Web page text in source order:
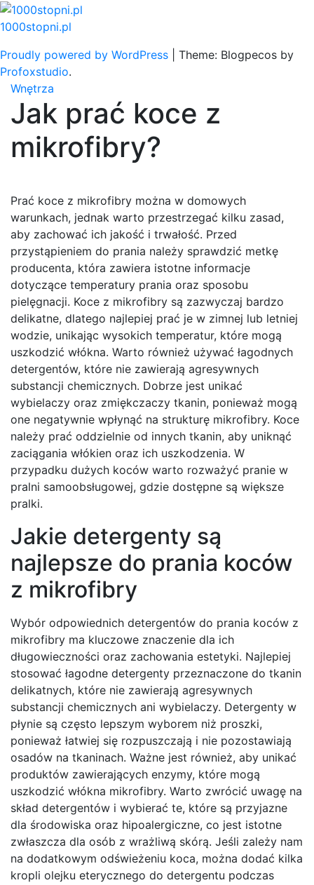
Skip
to
1000stopni.pl
Proudly powered by WordPress
Theme: Blogpecos by
Profoxstudio.
Wnętrza
Jak prać koce z
mikrofibry?
Prać koce z mikrofibry można w domowych
warunkach, jednak warto przestrzegać kilku zasad,
aby zachować ich jakość i trwałość. Przed
przystąpieniem do prania należy sprawdzić metkę
producenta, która zawiera istotne informacje
dotyczące temperatury prania oraz sposobu
pielęgnacji. Koce z mikrofibry są zazwyczaj bardzo
delikatne, dlatego najlepiej prać je w zimnej lub letniej
wodzie, unikając wysokich temperatur, które mogą
uszkodzić włókna. Warto również używać łagodnych
detergentów, które nie zawierają agresywnych
substancji chemicznych. Dobrze jest unikać
wybielaczy oraz zmiękczaczy tkanin, ponieważ mogą
one negatywnie wpłynąć na strukturę mikrofibry. Koce
należy prać oddzielnie od innych tkanin, aby uniknąć
zaciągania włókien oraz ich uszkodzenia. W
przypadku dużych koców warto rozważyć pranie w
pralni samoobsługowej, gdzie dostępne są większe
pralki.
Jakie detergenty są
najlepsze do prania koców
z mikrofibry
Wybór odpowiednich detergentów do prania koców z
mikrofibry ma kluczowe znaczenie dla ich
długowieczności oraz zachowania estetyki. Najlepiej
stosować łagodne detergenty przeznaczone do tkanin
delikatnych, które nie zawierają agresywnych
substancji chemicznych ani wybielaczy. Detergenty w
płynie są często lepszym wyborem niż proszki,
ponieważ łatwiej się rozpuszczają i nie pozostawiają
osadów na tkaninach. Ważne jest również, aby unikać
produktów zawierających enzymy, które mogą
uszkodzić włókna mikrofibry. Warto zwrócić uwagę na
skład detergentów i wybierać te, które są przyjazne
dla środowiska oraz hipoalergiczne, co jest istotne
zwłaszcza dla osób z wrażliwą skórą. Jeśli zależy nam
na dodatkowym odświeżeniu koca, można dodać kilka
kropli olejku eterycznego do detergentu podczas